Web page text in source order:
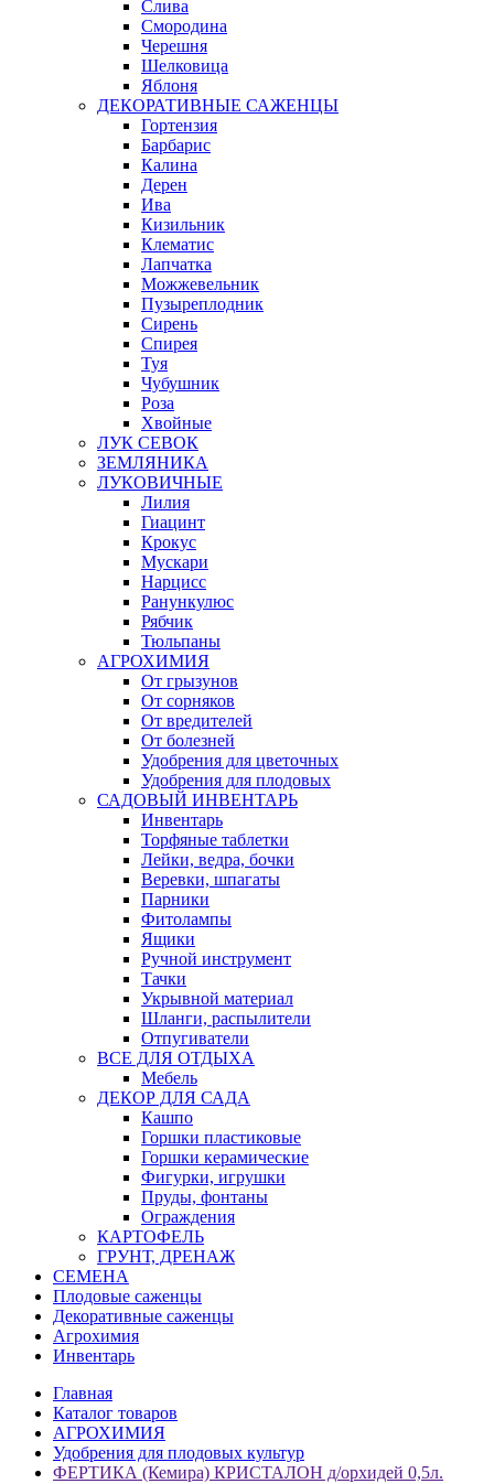
Слива
Смородина
Черешня
Шелковица
Яблоня
ДЕКОРАТИВНЫЕ САЖЕНЦЫ
Гортензия
Барбарис
Калина
Дерен
Ива
Кизильник
Клематис
Лапчатка
Можжевельник
Пузыреплодник
Сирень
Спирея
Туя
Чубушник
Роза
Хвойные
ЛУК СЕВОК
ЗЕМЛЯНИКА
ЛУКОВИЧНЫЕ
Лилия
Гиацинт
Крокус
Мускари
Нарцисс
Ранункулюс
Рябчик
Тюльпаны
АГРОХИМИЯ
От грызунов
От сорняков
От вредителей
От болезней
Удобрения для цветочных
Удобрения для плодовых
САДОВЫЙ ИНВЕНТАРЬ
Инвентарь
Торфяные таблетки
Лейки, ведра, бочки
Веревки, шпагаты
Парники
Фитолампы
Ящики
Ручной инструмент
Тачки
Укрывной материал
Шланги, распылители
Отпугиватели
ВСЕ ДЛЯ ОТДЫХА
Мебель
ДЕКОР ДЛЯ САДА
Кашпо
Горшки пластиковые
Горшки керамические
Фигурки, игрушки
Пруды, фонтаны
Ограждения
КАРТОФЕЛЬ
ГРУНТ, ДРЕНАЖ
СЕМЕНА
Плодовые саженцы
Декоративные саженцы
Агрохимия
Инвентарь
Главная
Каталог товаров
АГРОХИМИЯ
Удобрения для плодовых культур
ФЕРТИКА (Кемира) КРИСТАЛОН д/орхидей 0,5л.